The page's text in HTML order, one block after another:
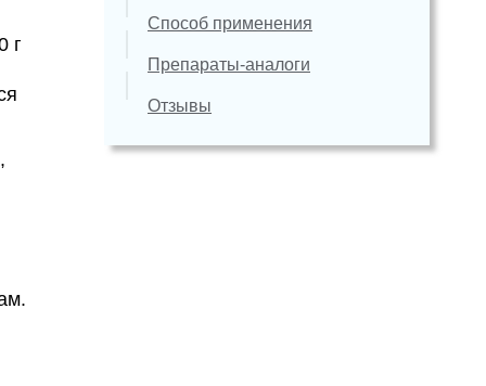
г
Способ применения
Препараты-аналоги
Отзывы